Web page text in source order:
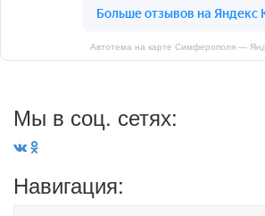
Автотема на карте Симферополя —
Мы в соц. сетях:
Навигация: